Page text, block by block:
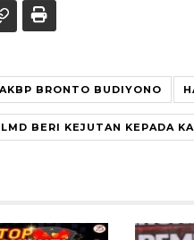
AKBP BRONTO BUDIYONO
BERI KEJUTAN KEPADA